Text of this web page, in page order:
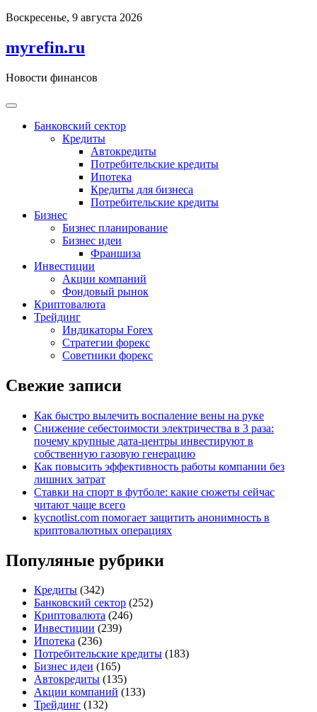
Перейти
содержимому
Воскресенье, 9 августа 2026
myrefin.ru
Новости финансов
Банковский сектор
Кредиты
Автокредиты
Потребительские кредиты
Ипотека
Кредиты для бизнеса
Потребительские кредиты
Бизнес
Бизнес планирование
Бизнес идеи
Франшиза
Инвестиции
Акции компаний
Фондовый рынок
Криптовалюта
Трейдинг
Индикаторы Forex
Стратегии форекс
Советники форекс
Свежие записи
Как быстро вылечить воспаление вены на руке
Снижение себестоимости электричества в 3 раза:
почему крупные дата-центры инвестируют в
собственную газовую генерацию
Как повысить эффективность работы компании без
лишних затрат
Ставки на спорт в футболе: какие сюжеты сейчас
читают чаще всего
kycnotlist.com помогает защитить анонимность в
криптовалютных операциях
Популяные рубрики
Кредиты (342)
Банковский сектор (252)
Криптовалюта (246)
Инвестиции (239)
Ипотека (236)
Потребительские кредиты (183)
Бизнес идеи (165)
Автокредиты (135)
Акции компаний (133)
Трейдинг (132)